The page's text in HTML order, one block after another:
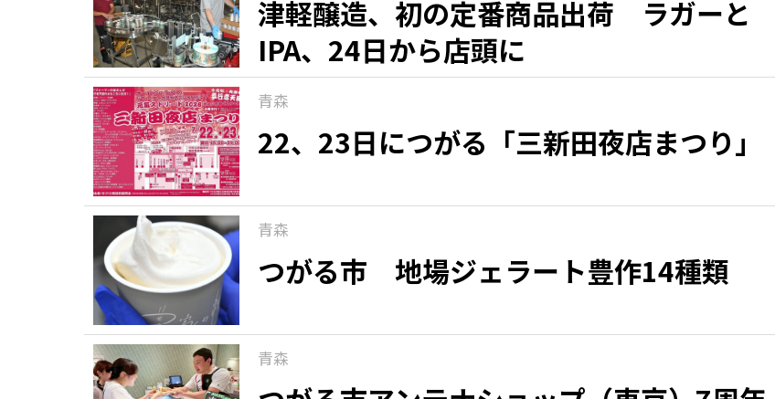
津軽醸造、初の定番商品出荷 ラガーと
IPA、24日から店頭に
青森
22、23日につがる「三新田夜店まつり」
青森
つがる市 地場ジェラート豊作14種類
青森